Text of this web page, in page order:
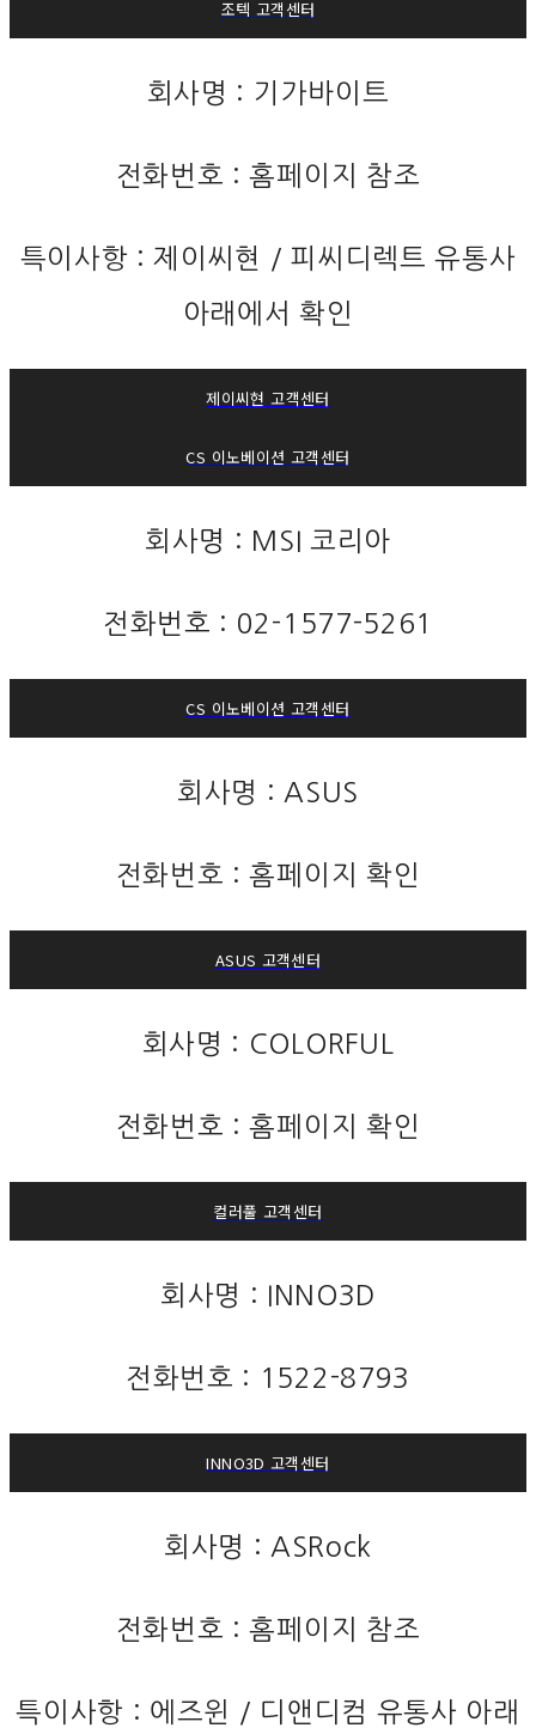
조텍 고객센터
회사명 : 기가바이트
전화번호 : 홈페이지 참조
특이사항 : 제이씨현 / 피씨디렉트 유통사
아래에서 확인
제이씨현 고객센터
CS 이노베이션 고객센터
회사명 : MSI 코리아
전화번호 : 02-1577-5261
CS 이노베이션 고객센터
회사명 : ASUS
전화번호 : 홈페이지 확인
ASUS 고객센터
회사명 : COLORFUL
전화번호 : 홈페이지 확인
컬러풀 고객센터
회사명 : INNO3D
전화번호 : 1522-8793
INNO3D 고객센터
회사명 : ASRock
전화번호 : 홈페이지 참조
특이사항 : 에즈윈 / 디앤디컴 유통사 아래